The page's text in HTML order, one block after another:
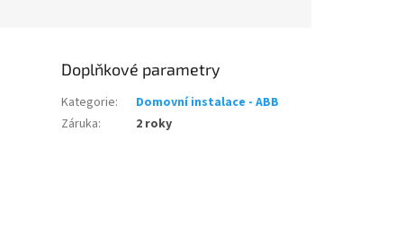
Doplňkové parametry
Kategorie:
Domovní instalace - ABB
Záruka: 2 roky